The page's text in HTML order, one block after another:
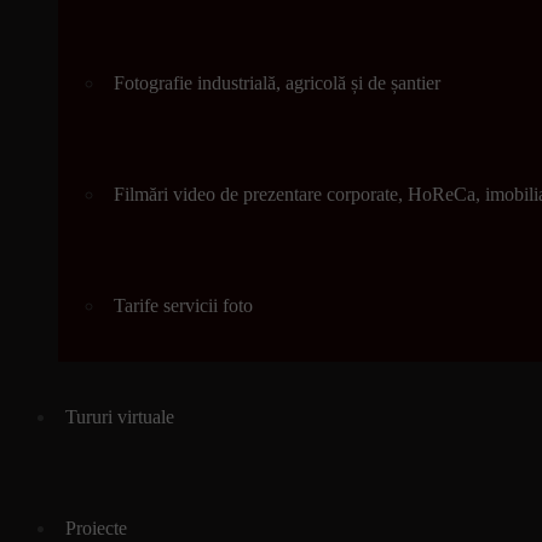
Fotografie industrială, agricolă și de șantier
Filmări video de prezentare corporate, HoReCa,
Tarife servicii foto
Tururi virtuale
Proiecte